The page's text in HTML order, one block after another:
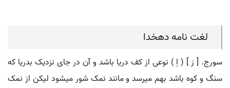
لغت نامه دهخدا
سورج. [ رَ ] ( اِ ) نوعی از کف دریا باشد و آن در جای نزدیک بدریا که
سنگ و کوه باشد بهم میرسد و مانند نمک شور میشود لیکن از نمک